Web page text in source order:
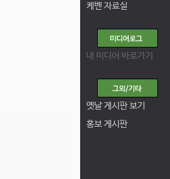
케벤 자료실
내 미디어 바로가기
옛날 게시판 보기
홍보 게시판